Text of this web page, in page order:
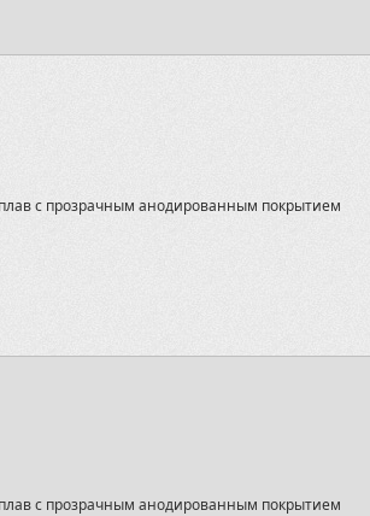
с прозрачным анодированным покрытием
с прозрачным анодированным покрытием